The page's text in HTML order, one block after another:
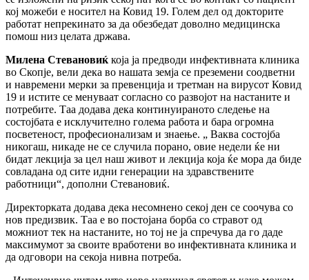
кој можеби е носител на Ковид 19. Голем дел од докторите
работат непрекинато за да обезбедат доволно медицинска
помош низ целата држава.
Милена Стевановиќ која ја предводи инфективната клиника
во Скопје, вели дека во нашата земја се преземени соодветни
и навремени мерки за превенција и третман на вирусот Ковид
19 и истите се менуваат согласно со развојот на настаните и
потребите. Таа додава дека континуираното следење на
состојбата е исклучително голема работа и бара огромна
посветеност, професионализам и знаење. „ Ваква состојба
никогаш, никаде не се случила порано, овие недели ќе ни
бидат лекција за цел наш живот и лекција која ќе мора да биде
совладана од сите идни генерации на здравствените
работници“, дополни Стевановиќ.
Директорката додава дека несомнено секој ден се соочува со
нов предизвик. Таа е во постојана борба со стравот од
можниот тек на настаните, но тој не ја спречува да го даде
максимумот за своите вработени во инфективната клиника и
да одговори на секоја нивна потреба.